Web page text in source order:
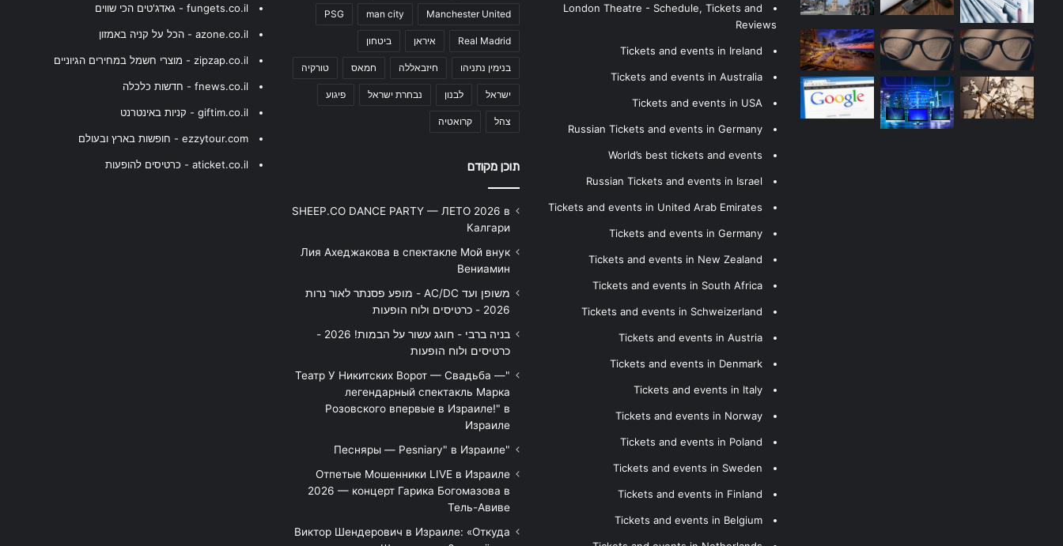
London Theatre - Schedule, Tickets and
Reviews
Tickets and events in Ireland
Tickets and events in Australia
Tickets and events in USA
Russian Tickets and events in Germany
World’s best tickets and events
Russian Tickets and events in Israel
Tickets and events in United Arab Emirates
Tickets and events in Germany
Tickets and events in New Zealand
Tickets and events in South Africa
Tickets and events in Schweizerland
Tickets and events in Austria
Tickets and events in Denmark
Tickets and events in Italy
Tickets and events in Norway
Tickets and events in Poland
Tickets and events in Sweden
Tickets and events in Finland
Tickets and events in Belgium
Manchester United
man city
PSG
Real Madrid איראן ביטחון
בנימין נתניהו חיזבאללה חמאס טורקיה
ישראל לבנון נבחרת ישראל פיגוע
צהל קרואטיה
תוכן מקודם
SHEEP.CO DANCE PARTY — ЛЕТО 2026 в
Калгари
Лия Ахеджакова в спектакле Мой внук
Вениамин
משופן ועד AC/DC - מופע פסנתר לאור נרות
2026 - כרטיסים ולוח הופעות
בניה ברבי - חוגג עשור על הבמות! 2026 -
כרטיסים ולוח הופעות
"Театр У Никитских Ворот — Свадьба —
легендарный спектакль Марка
Розовского впервые в Израиле!" в
Израиле
"Песняры — Pesniary" в Израиле
Отпетые Мошенники LIVE в Израиле
2026 — концерт Гарика Богомазова в
Тель-Авиве
Виктор Шендерович в Израиле: «Откуда
fungets.co.il - גאדג'טים הכי שווים
azone.co.il - הכל על קניה באמזון
zipzap.co.il - מוצרי חשמל במחירים הגיוניים
fnews.co.il - חדשות כלכלה
giftim.co.il - קניות באינטרנט
ezzytour.com - חופשות בארץ ובעולם
aticket.co.il - כרטיסים להופעות